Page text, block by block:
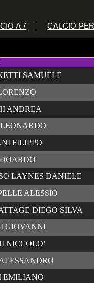
A 7 CALCIO
SAMUELE
ANDREA
FILIPPO
LAYNES DANIELE
ALESSIO
DIEGO SILVA
GIOVANNI
NICCOLO’
EMILIANO